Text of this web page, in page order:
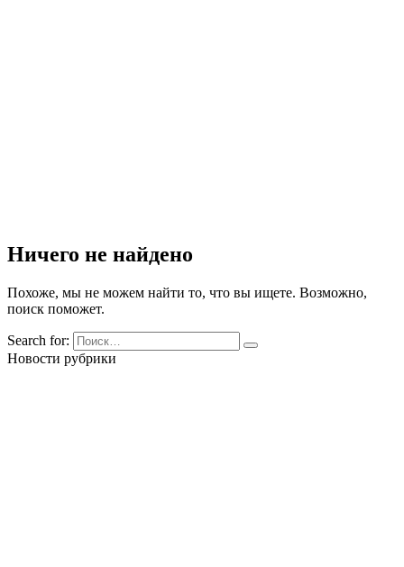
Ничего не найдено
Похоже, мы не можем найти то, что вы ищете. Возможно,
поиск поможет.
Search for:
Новости рубрики